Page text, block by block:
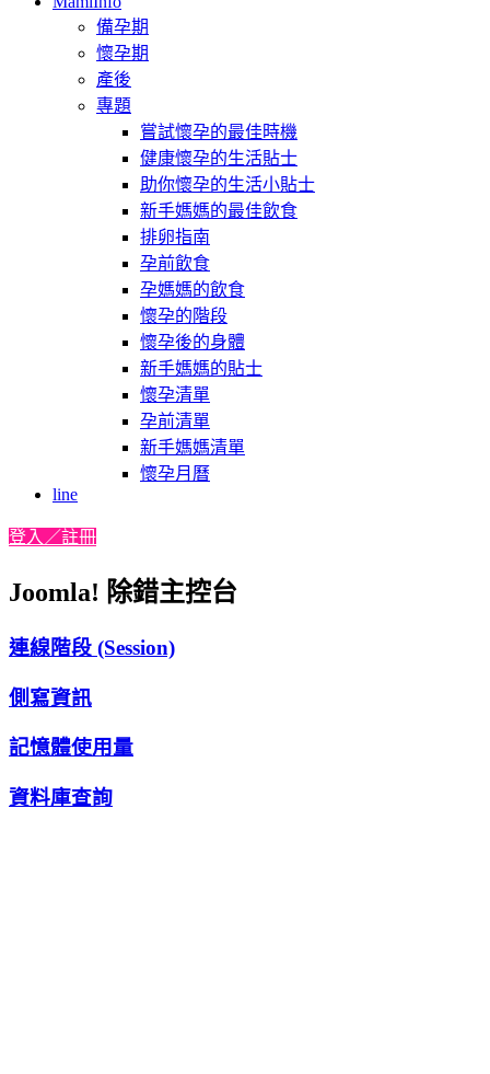
備孕期
懷孕期
產後
專題
嘗試懷孕的最佳時機
健康懷孕的生活貼士
助你懷孕的生活小貼士
新手媽媽的最佳飲食
排卵指南
孕前飲食
孕媽媽的飲食
懷孕的階段
懷孕後的身體
新手媽媽的貼士
懷孕清單
孕前清單
新手媽媽清單
懷孕月曆
line
登入／註冊
Joomla! 除錯主控台
連線階段 (Session)
側寫資訊
記憶體使用量
資料庫查詢